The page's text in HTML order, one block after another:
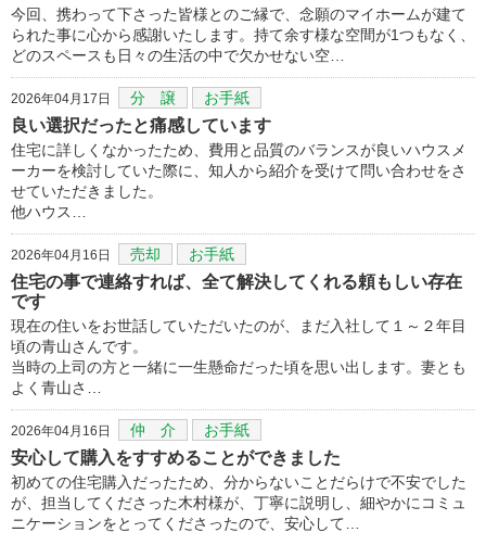
今回、携わって下さった皆様とのご縁で、念願のマイホームが建て
られた事に心から感謝いたします。持て余す様な空間が1つもなく、
どのスペースも日々の生活の中で欠かせない空…
2026年04月17日 分 譲 お手紙
良い選択だったと痛感しています
住宅に詳しくなかったため、費用と品質のバランスが良いハウスメ
ーカーを検討していた際に、知人から紹介を受けて問い合わせをさ
せていただきました。
他ハウス…
2026年04月16日 売却 お手紙
住宅の事で連絡すれば、全て解決してくれる頼もしい存在
です
現在の住いをお世話していただいたのが、まだ入社して１～２年目
頃の青山さんです。
当時の上司の方と一緒に一生懸命だった頃を思い出します。妻とも
よく青山さ…
2026年04月16日 仲 介 お手紙
安心して購入をすすめることができました
初めての住宅購入だったため、分からないことだらけで不安でした
が、担当してくださった木村様が、丁寧に説明し、細やかにコミュ
ニケーションをとってくださったので、安心して…